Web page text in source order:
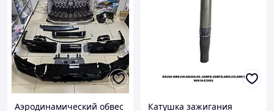
Аэродинамический обвес
Катушка зажигания